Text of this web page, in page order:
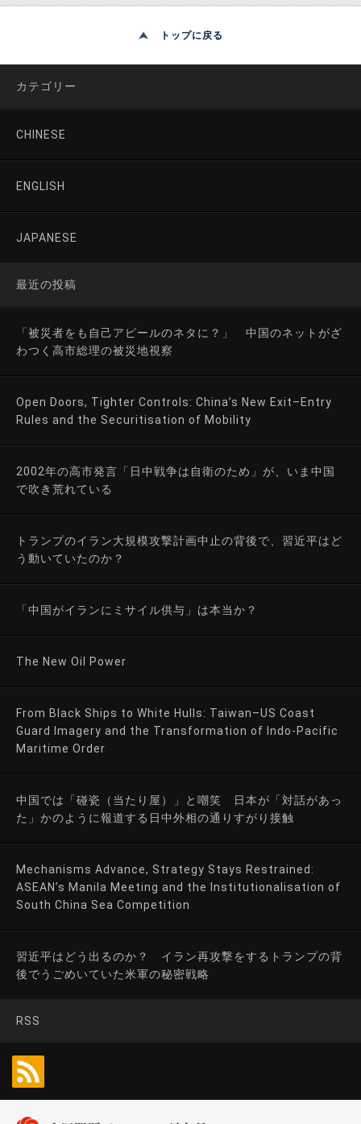
トップに戻る
カテゴリー
CHINESE
ENGLISH
JAPANESE
最近の投稿
「被災者をも自己アピールのネタに？」 中国のネットがざ
わつく高市総理の被災地視察
Open Doors, Tighter Controls: China’s New Exit–Entry
Rules and the Securitisation of Mobility
2002年の高市発言「日中戦争は自衛のため」が、いま中国
で吹き荒れている
トランプのイラン大規模攻撃計画中止の背後で、習近平はど
う動いていたのか？
「中国がイランにミサイル供与」は本当か？
The New Oil Power
From Black Ships to White Hulls: Taiwan–US Coast
Guard Imagery and the Transformation of Indo-Pacific
Maritime Order
中国では「碰瓷（当たり屋）」と嘲笑 日本が「対話があっ
た」かのように報道する日中外相の通りすがり接触
Mechanisms Advance, Strategy Stays Restrained:
ASEAN’s Manila Meeting and the Institutionalisation of
South China Sea Competition
習近平はどう出るのか？ イラン再攻撃をするトランプの背
後でうごめいていた米軍の秘密戦略
RSS